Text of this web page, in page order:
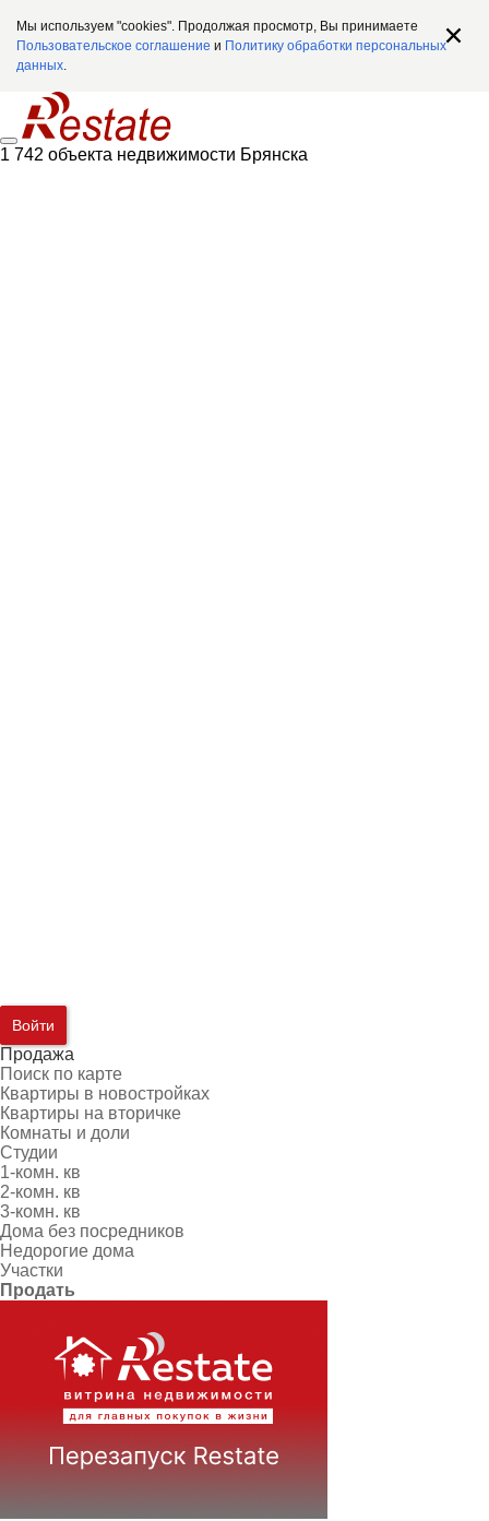
Мы используем "cookies". Продолжая просмотр, Вы принимаете
Пользовательское соглашение и Политику обработки персональных
данных.
1 742 объекта недвижимости Брянска
Войти
Продажа
Поиск по карте
Квартиры в новостройках
Квартиры на вторичке
Комнаты и доли
Студии
1-комн. кв
2-комн. кв
3-комн. кв
Дома без посредников
Недорогие дома
Участки
Продать